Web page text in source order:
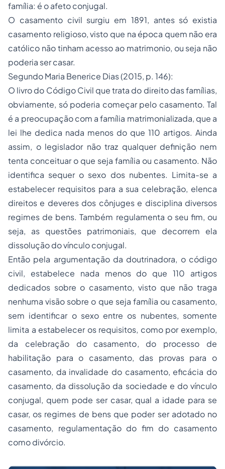
família: é o afeto conjugal.
O casamento civil surgiu em 1891, antes só existia
casamento religioso, visto que na época quem não era
católico não tinham acesso ao matrimonio, ou seja não
poderia ser casar.
Segundo Maria Benerice Dias (2015, p. 146):
O livro do Código Civil que trata do direito das famílias,
obviamente, só poderia começar pelo casamento. Tal
é a preocupação com a família matrimonializada, que a
lei lhe dedica nada menos do que 110 artigos. Ainda
assim, o legislador não traz qualquer definição nem
tenta conceituar o que seja família ou casamento. Não
identifica sequer o sexo dos nubentes. Limita-se a
estabelecer requisitos para a sua celebração, elenca
direitos e deveres dos cônjuges e disciplina diversos
regimes de bens. Também regulamenta o seu fim, ou
seja, as questões patrimoniais, que decorrem ela
dissolução do vínculo conjugal.
Então pela argumentação da doutrinadora, o código
civil, estabelece nada menos do que 110 artigos
dedicados sobre o casamento, visto que não traga
nenhuma visão sobre o que seja família ou casamento,
sem identificar o sexo entre os nubentes, somente
limita a estabelecer os requisitos, como por exemplo,
da celebração do casamento, do processo de
habilitação para o casamento, das provas para o
casamento, da invalidade do casamento, eficácia do
casamento, da dissolução da sociedade e do vínculo
conjugal, quem pode ser casar, qual a idade para se
casar, os regimes de bens que poder ser adotado no
casamento, regulamentação do fim do casamento
como divórcio.